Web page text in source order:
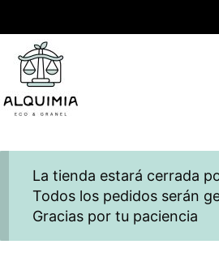
La tienda estará cerrada
Todos los pedidos serán
Gracias por tu paciencia